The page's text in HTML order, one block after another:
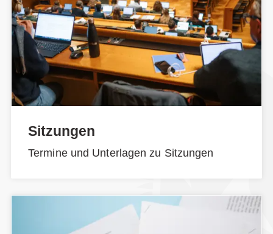
Sitzungen
Termine und Unterlagen zu Sitzungen